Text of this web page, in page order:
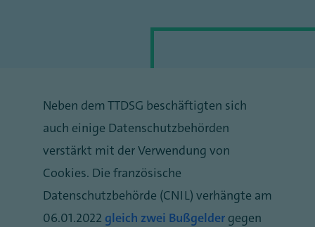
Neben dem TTDSG beschäftigten sich
auch einige Datenschutzbehörden
verstärkt mit der Verwendung von
Cookies. Die französische
Datenschutzbehörde (CNIL) verhängte am
06.01.2022 gleich zwei Bußgelder gegen